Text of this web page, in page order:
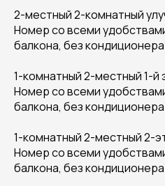
2-местный 2-комнатный
Номер со всеми
балкона, без
1-комнатный 2-местный 1-й
Номер со всеми
балкона, без
1-комнатный 2-местный 2-
Номер со всеми
балкона, без